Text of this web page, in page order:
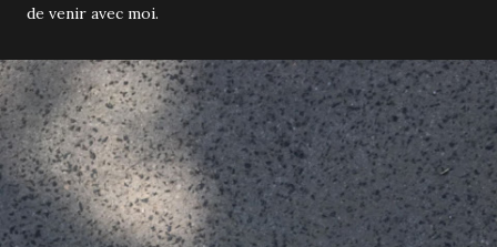
de venir avec moi.